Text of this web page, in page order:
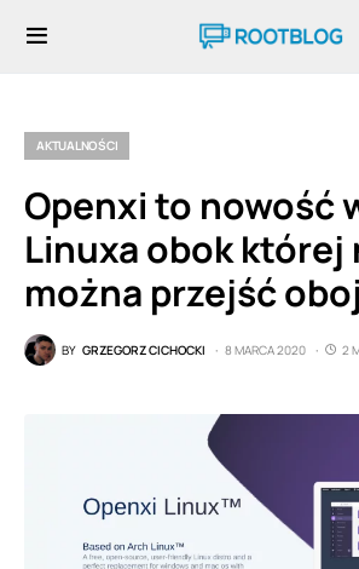
AKTUALNOŚCI
Openxi to nowość
Linuxa obok której
można przejść
BY GRZEGORZ CICHOCKI 8 MARCA 2020 2